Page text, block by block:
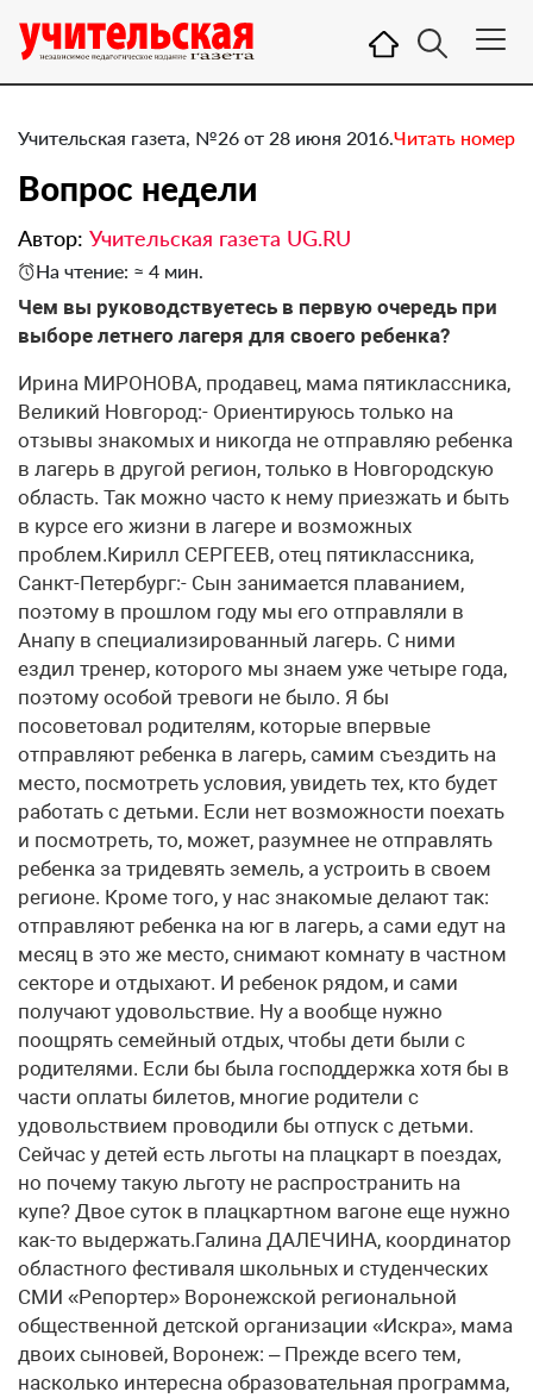
Учительская газета, №26 от 28 июня 2016.Читать номер
Вопрос недели
Автор: Учительская газета UG.RU
На чтение: ≈ 4 мин.
​Чем вы руководствуетесь в первую очередь при
выборе летнего лагеря для своего ребенка?
Ирина МИРОНОВА, продавец, мама пятиклассника,
Великий Новгород:- Ориентируюсь только на
отзывы знакомых и никогда не отправляю ребенка
в лагерь в другой регион, только в Новгородскую
область. Так можно часто к нему приезжать и быть
в курсе его жизни в лагере и возможных
проблем.Кирилл СЕРГЕЕВ, отец пятиклассника,
Санкт-Петербург:- Сын занимается плаванием,
поэтому в прошлом году мы его отправляли в
Анапу в специализированный лагерь. С ними
ездил тренер, которого мы знаем уже четыре года,
поэтому особой тревоги не было. Я бы
посоветовал родителям, которые впервые
отправляют ребенка в лагерь, самим съездить на
место, посмотреть условия, увидеть тех, кто будет
работать с детьми. Если нет возможности поехать
и посмотреть, то, может, разумнее не отправлять
ребенка за тридевять земель, а устроить в своем
регионе. Кроме того, у нас знакомые делают так:
отправляют ребенка на юг в лагерь, а сами едут на
месяц в это же место, снимают комнату в частном
секторе и отдыхают. И ребенок рядом, и сами
получают удовольствие. Ну а вообще нужно
поощрять семейный отдых, чтобы дети были с
родителями. Если бы была господдержка хотя бы в
части оплаты билетов, многие родители с
удовольствием проводили бы отпуск с детьми.
Сейчас у детей есть льготы на плацкарт в поездах,
но почему такую льготу не распространить на
купе? Двое суток в плацкартном вагоне еще нужно
как-то выдержать.Галина ДАЛЕЧИНА, координатор
областного фестиваля школьных и студенческих
СМИ «Репортер» Воронежской региональной
общественной детской организации «Искра», мама
двоих сыновей, Воронеж: – Прежде всего тем,
насколько интересна образовательная программа,